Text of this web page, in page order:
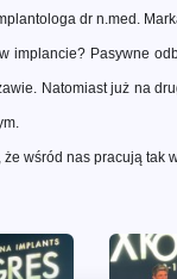
dr n.med.
implancie? Pasywne
Natomiast już na
że wśród nas pracują tak